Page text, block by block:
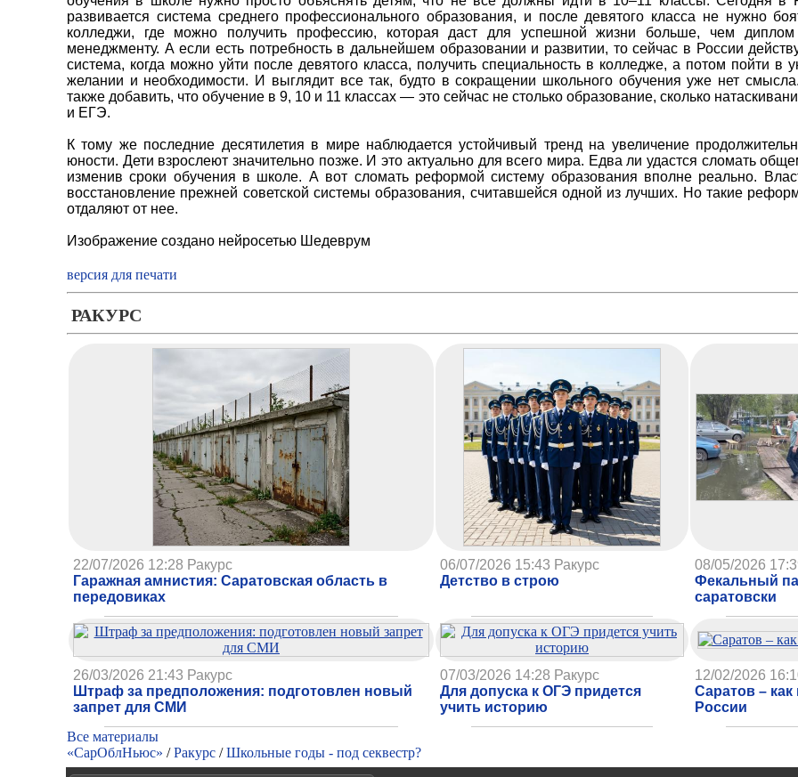
развивается система среднего профессионального образования, и после девятого класса не нужно
колледжи, где можно получить профессию, которая даст для успешной жизни больше, чем
менеджменту. А если есть потребность в дальнейшем образовании и развитии, то сейчас в России
система, когда можно уйти после девятого класса, получить специальность в колледже, а потом пойти в
желании и необходимости. И выглядит все так, будто в сокращении школьного обучения уже нет
также добавить, что обучение в 9, 10 и 11 классах — это сейчас не столько образование, сколько
и ЕГЭ.
К тому же последние десятилетия в мире наблюдается устойчивый тренд на увеличение
юности. Дети взрослеют значительно позже. И это актуально для всего мира. Едва ли удастся сломать
изменив сроки обучения в школе. А вот сломать реформой систему образования вполне реально.
восстановление прежней советской системы образования, считавшейся одной из лучших. Но такие
отдаляют от нее.
Изображение создано нейросетью Шедеврум
версия для печати
РАКУРС
22/07/2026 12:28 Ракурс
Гаражная амнистия: Саратовская область в
передовиках
06/07/2026 15:43 Ракурс
Детство в строю
08/05/2026
Фекальный
саратовски
26/03/2026 21:43 Ракурс
Штраф за предположения: подготовлен новый
запрет для СМИ
07/03/2026 14:28 Ракурс
Для допуска к ОГЭ придется
учить историю
12/02/2026
Саратов –
России
Все материалы
«СарОблНьюс» /Ракурс /Школьные годы - под секвестр?